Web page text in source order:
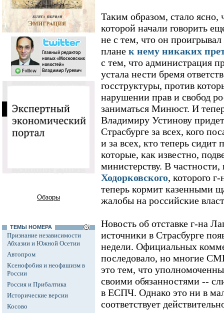
Обзоры
ТЕМЫ НОМЕРА
Признание независимости
Абхазии и Южной Осетии
Автопром
Ксенофобия и неофашизм в
России
Россия и Прибалтика
Исторические версии
Косово
Таким образом, стало ясно,
которой начали говорить
не с тем, что он
плане к нему никаких
с тем, что администрация
устала нести бремя
госструктуры, против
нарушении прав и свобод
заниматься Минюст. И
Владимиру Устинову
Страсбурге за всех, кого
и за всех, кто теперь
которые, как известно,
министерству. В частности,
Ходорковского, которого
теперь кормит казенными
жалобы на российские
Новость об отставке г-на
источники в Страсбурге
недели. Официальных
последовало, но многие
это тем, что
своими обязанностями --
в ЕСПЧ. Однако это ни в
соответствует